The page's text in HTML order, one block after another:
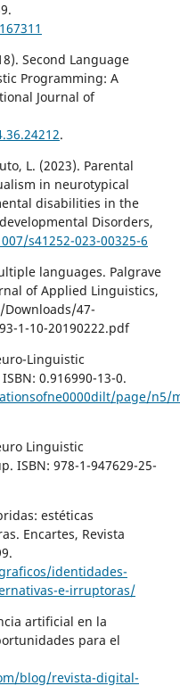
Second Language
Programming: A
Journal of
.
L. (2023). Parental
in neurotypical
disabilities in the
Disorders,
s41252-023-00325-6
languages. Palgrave
of Applied Linguistics,
47-
1-10-20190222.pdf
Linguistic
0.916990-13-0.
page/n5/
Linguistic
ISBN: 978-1-947629-25-
estéticas
Encartes, Revista
identidades-
e-irruptoras/
artificial en la
para el
blog/revista-digital-